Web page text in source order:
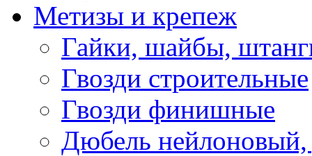
Метизы и крепеж
Гайки, шайбы,
Гвозди строительные
Гвозди финишные
Дюбель нейлоновый,